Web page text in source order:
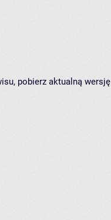
pobierz aktualną wersję